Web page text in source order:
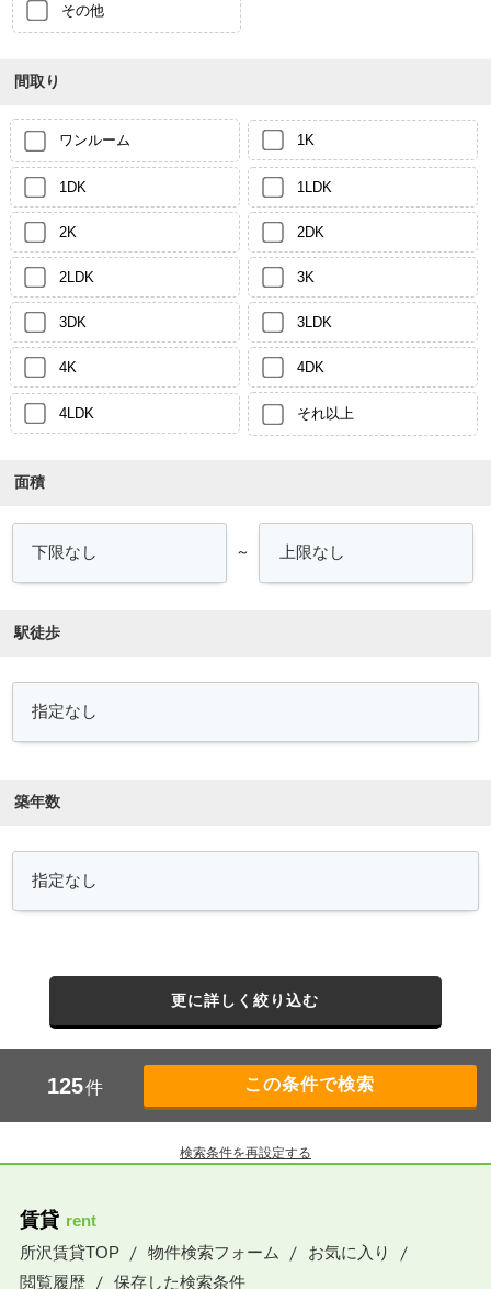
その他
間取り
ワンルーム 1K
1DK 1LDK
2K 2DK
2LDK 3K
3DK 3LDK
4K 4DK
4LDK それ以上
面積
～
駅徒歩
築年数
更に詳しく絞り込む
125件
検索条件を再設定する
賃貸 rent
所沢賃貸TOP
物件検索フォーム
お気に入り
閲覧履歴
保存した検索条件